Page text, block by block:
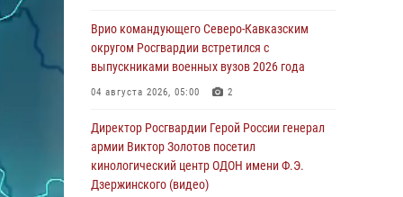
подняться на крышу Смольного собора в
Санкт-Петербурге (видео)
07 августа 2026, 11:34 3 1
основам взрывобезопасности
07 августа 2026, 11:33
Рэпер ST посетил раненых росгвардейцев в
Врио командующего Северо-Кавказским
округом Росгвардии встретился с
выпускниками военных вузов 2026 года
04 августа 2026, 05:00 2
Директор Росгвардии Герой России генерал
армии Виктор Золотов посетил
кинологический центр ОДОН имени Ф.Э.
Дзержинского (видео)